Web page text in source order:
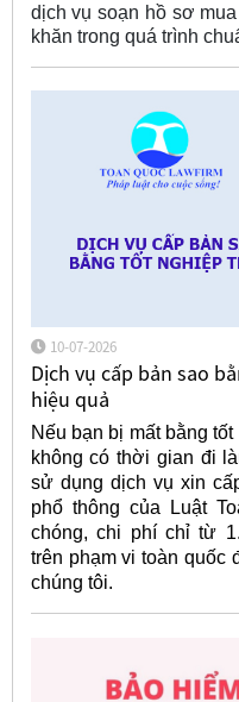
dịch vụ soạn hồ sơ
khăn trong quá trình
10-07-2026
Dịch vụ cấp bản sao
hiệu quả
Nếu bạn bị mất bằng
không có thời gian đi
sử dụng dịch vụ xin
phổ thông của Luật
chóng, chi phí chỉ từ
trên phạm vi toàn quốc
chúng tôi.